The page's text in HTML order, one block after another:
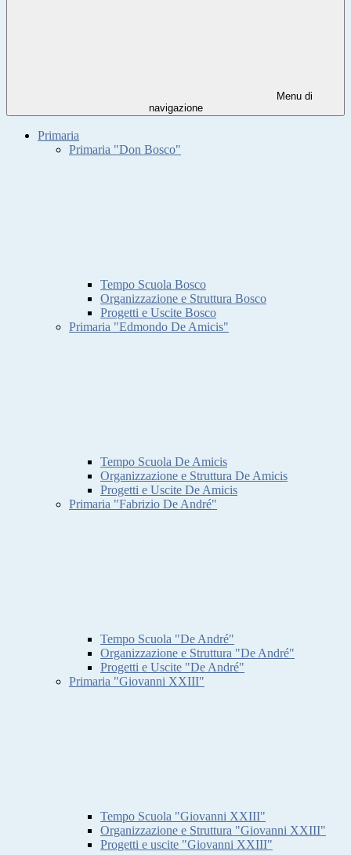
Menu di
navigazione
Primaria
Primaria "Don Bosco"
Tempo Scuola Bosco
Organizzazione e Struttura Bosco
Progetti e Uscite Bosco
Primaria "Edmondo De Amicis"
Tempo Scuola De Amicis
Organizzazione e Struttura De Amicis
Progetti e Uscite De Amicis
Primaria "Fabrizio De André"
Tempo Scuola "De André"
Organizzazione e Struttura "De André"
Progetti e Uscite "De André"
Primaria "Giovanni XXIII"
Tempo Scuola "Giovanni XXIII"
Organizzazione e Struttura "Giovanni XXIII"
Progetti e uscite "Giovanni XXIII"